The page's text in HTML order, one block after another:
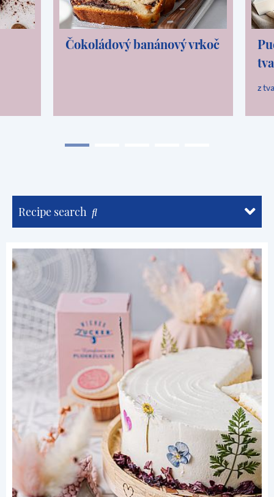
Čokoládový banánový vrkoč
z
Recipe search